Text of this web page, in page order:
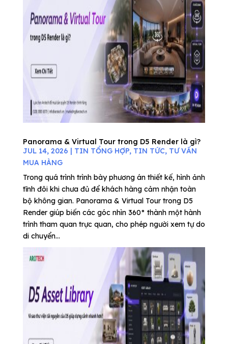
Panorama & Virtual Tour trong D5 Render là gì?
JUL 14, 2026 | TIN TỔNG HỢP, TIN TỨC, TƯ VẤN
MUA HÀNG
Trong quá trình trình bày phương án thiết kế, hình ảnh
tĩnh đôi khi chưa đủ để khách hàng cảm nhận toàn
bộ không gian. Panorama & Virtual Tour trong D5
Render giúp biến các góc nhìn 360° thành một hành
trình tham quan trực quan, cho phép người xem tự do
di chuyển...